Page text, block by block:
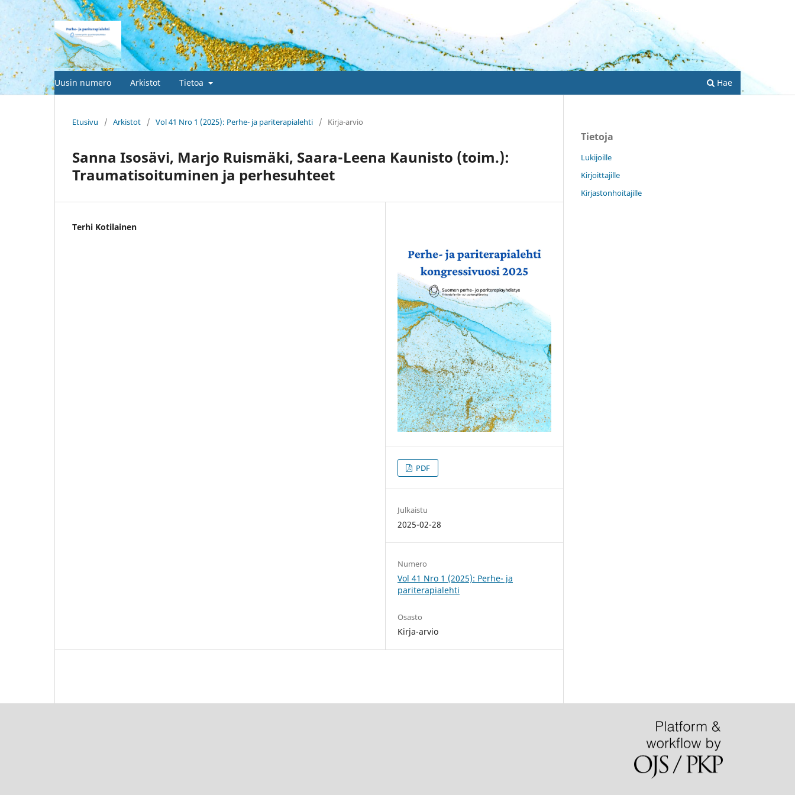
Uusin numero Arkistot Tietoa Hae
Rekisteröidy
Etusivu / Arkistot / Vol 41 Nro 1 (2025): Perhe- ja pariterapialehti / Kirja-arvio
Sanna Isosävi, Marjo Ruismäki, Saara-Leena Kaunisto (toim.):
Traumatisoituminen ja perhesuhteet
Terhi Kotilainen
PDF
Julkaistu
2025-02-28
Numero
Vol 41 Nro 1 (2025): Perhe- ja
pariterapialehti
Osasto
Kirja-arvio
Tietoja
Lukijoille
Kirjoittajille
Kirjastonhoitajille